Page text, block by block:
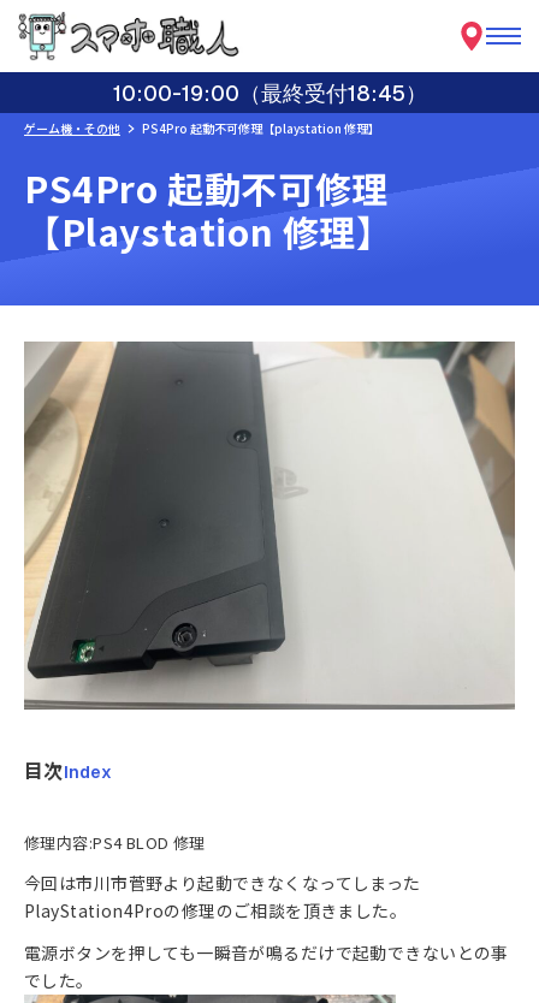
10:00-19:00（最終受付18:45）
ゲーム機・その他 PS4Pro 起動不可修理【playstation 修理】
PS4Pro 起動不可修理
【playstation 修理】
目次Index
修理内容:PS4 BLOD 修理
今回は市川市菅野より起動できなくなってしまった
PlayStation4Proの修理のご相談を頂きました。
電源ボタンを押しても一瞬音が鳴るだけで起動できないとの事
でした。